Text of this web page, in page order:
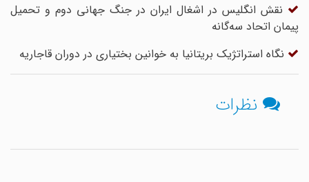
نقش انگلیس در اشغال ایران در جنگ جهانی دوم و تحمیل
پیمان اتحاد سه‌گانه
نگاه استراتژیک بریتانیا به خوانین بختیاری در دوران قاجاریه
نظرات